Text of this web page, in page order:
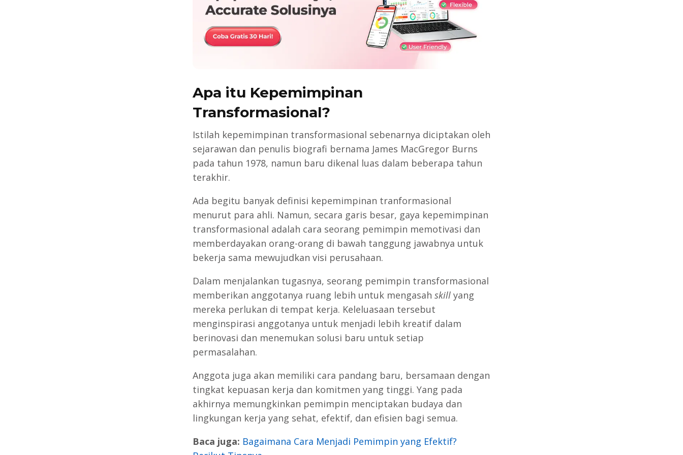
Apa itu Kepemimpinan
Transformasional?
Istilah kepemimpinan transformasional sebenarnya diciptakan oleh
sejarawan dan penulis biografi bernama James MacGregor Burns
pada tahun 1978, namun baru dikenal luas dalam beberapa tahun
terakhir.
Ada begitu banyak definisi kepemimpinan tranformasional
menurut para ahli. Namun, secara garis besar, gaya kepemimpinan
transformasional adalah cara seorang pemimpin memotivasi dan
memberdayakan orang-orang di bawah tanggung jawabnya untuk
bekerja sama mewujudkan visi perusahaan.
Dalam menjalankan tugasnya, seorang pemimpin transformasional
memberikan anggotanya ruang lebih untuk mengasah skillyang
mereka perlukan di tempat kerja. Keleluasaan tersebut
menginspirasi anggotanya untuk menjadi lebih kreatif dalam
berinovasi dan menemukan solusi baru untuk setiap
permasalahan.
Anggota juga akan memiliki cara pandang baru, bersamaan dengan
tingkat kepuasan kerja dan komitmen yang tinggi. Yang pada
akhirnya memungkinkan pemimpin menciptakan budaya dan
lingkungan kerja yang sehat, efektif, dan efisien bagi semua.
Baca juga: Bagaimana Cara Menjadi Pemimpin yang Efektif?